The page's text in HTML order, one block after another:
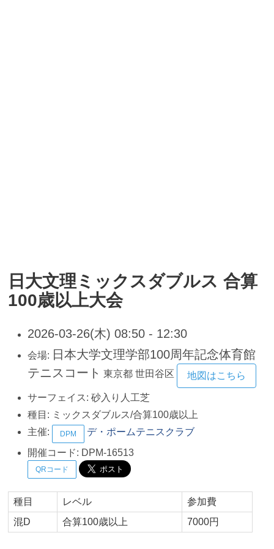
日大文理ミックスダブルス 合算
100歳以上大会
2026-03-26(木) 08:50 - 12:30
会場: 日本大学文理学部100周年記念体育館
テニスコート 東京都 世田谷区 地図はこちら
サーフェイス: 砂入り人工芝
種目: ミックスダブルス/合算100歳以上
主催:
DPM
デ・ポームテニスクラブ
開催コード: DPM-16513
QRコード
種目 レベル
参加費
混D
合算100歳以上 7000円